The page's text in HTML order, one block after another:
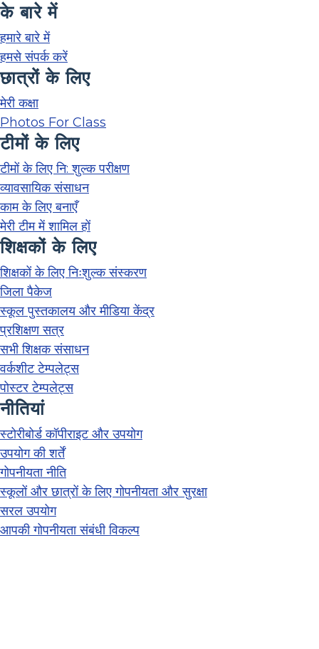
के बारे में
हमारे बारे में
हमसे संपर्क करें
छात्रों के लिए
मेरी कक्षा
Photos For Class
टीमों के लिए
टीमों के लिए नि: शुल्क परीक्षण
व्यावसायिक संसाधन
काम के लिए बनाएँ
मेरी टीम में शामिल हों
शिक्षकों के लिए
शिक्षकों के लिए निःशुल्क संस्करण
जिला पैकेज
स्कूल पुस्तकालय और मीडिया केंद्र
प्रशिक्षण सत्र
सभी शिक्षक संसाधन
वर्कशीट टेम्पलेट्स
पोस्टर टेम्पलेट्स
नीतियां
स्टोरीबोर्ड कॉपीराइट और उपयोग
उपयोग की शर्तें
गोपनीयता नीति
स्कूलों और छात्रों के लिए गोपनीयता और सुरक्षा
सरल उपयोग
आपकी गोपनीयता संबंधी विकल्प